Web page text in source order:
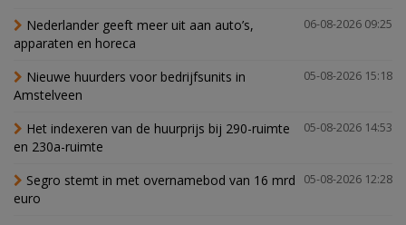
06-08-2026 09:25
Nederlander geeft meer uit aan auto’s,
apparaten en horeca
05-08-2026 15:18
Nieuwe huurders voor bedrijfsunits in
Amstelveen
05-08-2026 14:53
Het indexeren van de huurprijs bij 290-ruimte
en 230a-ruimte
05-08-2026 12:28
Segro stemt in met overnamebod van 16 mrd
euro